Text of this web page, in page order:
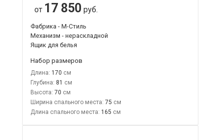
от 17 850 руб.
Фабрика - М-Стиль
Механизм - нераскладной
Ящик для белья
Набор размеров
Длина: 170
Глубина: 81
Высота: 70
Ширина спального места: 75
Длина спального места: 165